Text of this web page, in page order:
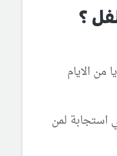
؟
الايام
لمن